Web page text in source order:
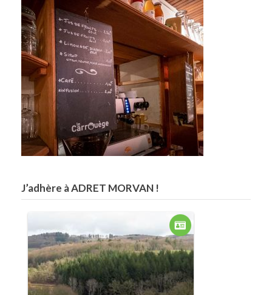
J’adhère à ADRET MORVAN !